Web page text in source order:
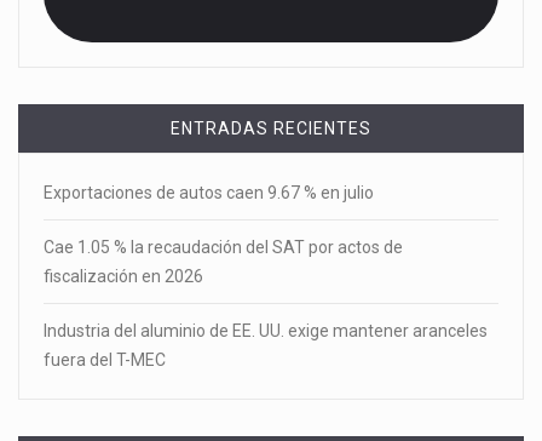
ENTRADAS RECIENTES
Exportaciones de autos caen 9.67 % en julio
Cae 1.05 % la recaudación del SAT por actos de
fiscalización en 2026
Industria del aluminio de EE. UU. exige mantener aranceles
fuera del T-MEC